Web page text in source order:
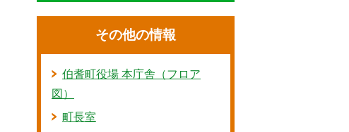
その他の情報
伯耆町役場 本庁舎（フロア
図）
町長室